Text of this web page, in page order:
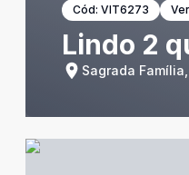
Cód: VIT6273
Lindo 2
Sagrada